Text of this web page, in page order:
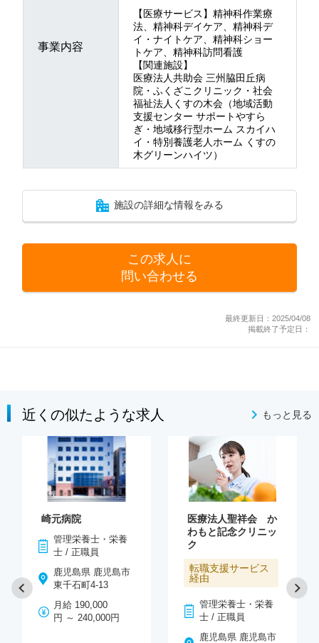
事業内容
【医療サービス】精神科作業療
法、精神科デイケア、精神科デ
イ・ナイトケア、精神科ショー
トケア、精神科訪問看護
【関連施設】
医療法人共助会 三州脇田丘病
院・ふくざこクリニック・社会
福祉法人くすの木会（地域活動
支援センター サポートやすら
ぎ・地域移行型ホーム スカイハ
イ・特別養護老人ホーム くすの
木グリーンハイツ）
施設の詳細な情報をみる
この求人に
問い合わせる
最終更新日：2025/04/08
掲載終了予定日：
近くの似たような求人 もっと見る
崎元病院
管理栄養士・栄養
士 / 正職員
鹿児島県 鹿児島市
東千石町4-13
月給 190,000
円 ～ 240,000円
医療法人聖祥会 か
わもと記念クリニッ
ク
転職支援サービス
経由
管理栄養士・栄養
士 / 正職員
鹿児島県 鹿児島市